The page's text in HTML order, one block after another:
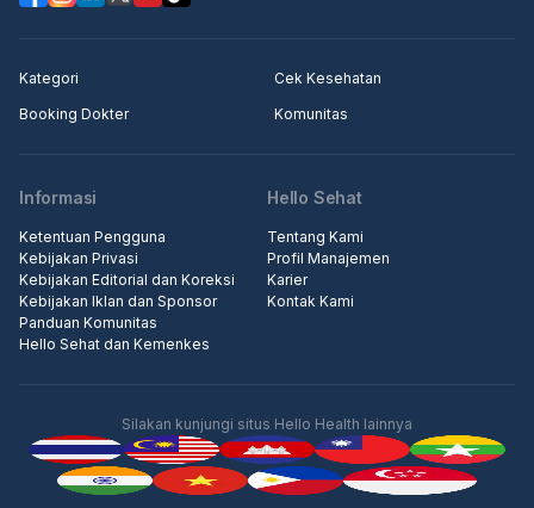
Kategori
Cek Kesehatan
Booking Dokter
Komunitas
Informasi
Ketentuan Pengguna
Kebijakan Privasi
Kebijakan Editorial dan Koreksi
Kebijakan Iklan dan Sponsor
Panduan Komunitas
Hello Sehat dan Kemenkes
Hello Sehat
Tentang Kami
Profil Manajemen
Karier
Kontak Kami
Silakan kunjungi situs Hello Health lainnya